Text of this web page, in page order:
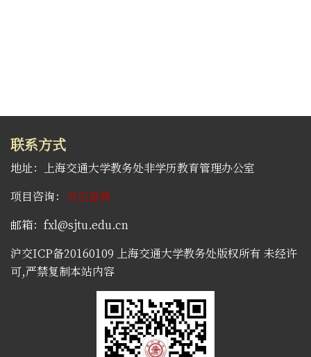
联系方式
地址：上海交通大学教务处非学历教育管理办公室
项目咨询： 点击查看
邮箱：fxl@sjtu.edu.cn
沪交ICP备20160109 上海交通大学教务处版权所有 未经许
可,严禁复制本站内容